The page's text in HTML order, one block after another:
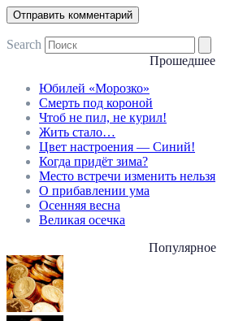
Search
Прошедшее
Юбилей «Морозко»
Смерть под короной
Чтоб не пил, не курил!
Жить стало…
Цвет настроения — Синий!
Когда придёт зима?
Место встречи изменить нельзя
О прибавлении ума
Осенняя весна
Великая осечка
Популярное